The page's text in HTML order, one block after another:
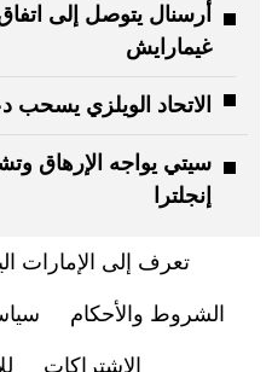
أرسنال يتوصل إلى
غيمارايش
الاتحاد الويلزي يسحب
سيتي يواجه الإرهاق
إنجلترا
تعرف إلى الإمارات
الشروط والأحكام
الاشتراكات